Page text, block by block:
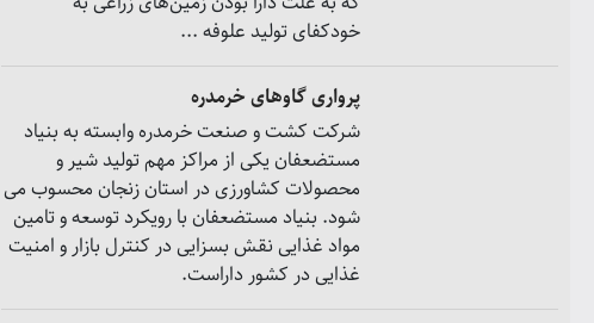
خودکفای تولید علوفه ...
پرواری گاوهای خرمدره
شرکت کشت و صنعت خرمدره وابسته به بنیاد
مستضعفان یکی از مراکز مهم تولید شیر و
محصولات کشاورزی در استان زنجان محسوب می
شود. بنیاد مستضعفان با رویکرد توسعه و تامین
مواد غذایی نقش بسزایی در کنترل بازار و امنیت
غذایی در کشور داراست.